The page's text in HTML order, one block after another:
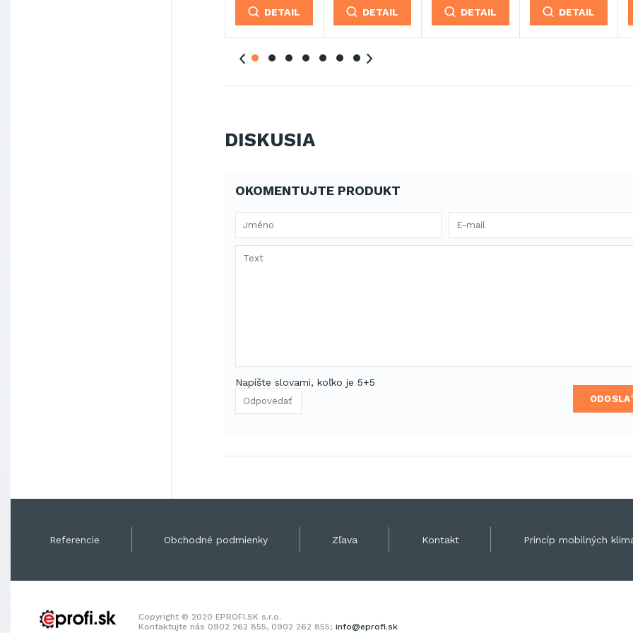
DETAIL DETAIL DETAIL DETAIL
DISKUSIA
OKOMENTUJTE PRODUKT
Napíšte slovami, koľko je 5+5
Referencie Obchodné podmienky Zľava Kontakt Princíp mobilných
Copyright © 2020 EPROFI.SK s.r.o.
Kontaktujte nás 0902 262 855, 0902 262 855; info@eprofi.sk